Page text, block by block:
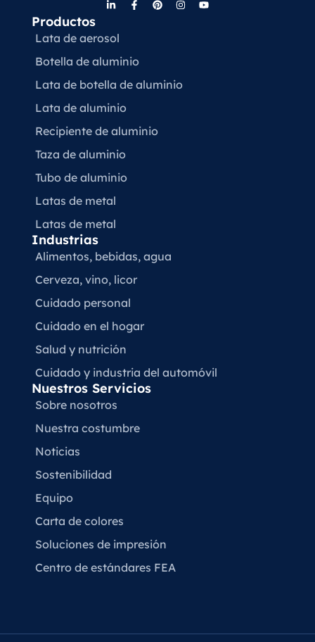
Productos
Lata de aerosol
Botella de aluminio
Lata de botella de aluminio
Lata de aluminio
Recipiente de aluminio
Taza de aluminio
Tubo de aluminio
Latas de metal
Latas de metal
Industrias
Alimentos, bebidas, agua
Cerveza, vino, licor
Cuidado personal
Cuidado en el hogar
Salud y nutrición
Cuidado y industria del automóvil
Nuestros Servicios
Sobre nosotros
Nuestra costumbre
Noticias
Sostenibilidad
Equipo
Carta de colores
Soluciones de impresión
Centro de estándares FEA